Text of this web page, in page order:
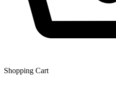
Shopping Сart